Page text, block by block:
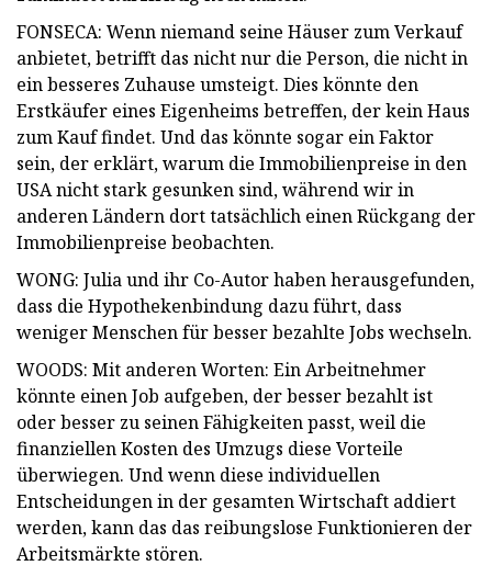
FONSECA: Wenn niemand seine Häuser zum Verkauf
anbietet, betrifft das nicht nur die Person, die nicht in
ein besseres Zuhause umsteigt. Dies könnte den
Erstkäufer eines Eigenheims betreffen, der kein Haus
zum Kauf findet. Und das könnte sogar ein Faktor
sein, der erklärt, warum die Immobilienpreise in den
USA nicht stark gesunken sind, während wir in
anderen Ländern dort tatsächlich einen Rückgang der
Immobilienpreise beobachten.
WONG: Julia und ihr Co-Autor haben herausgefunden,
dass die Hypothekenbindung dazu führt, dass
weniger Menschen für besser bezahlte Jobs wechseln.
WOODS: Mit anderen Worten: Ein Arbeitnehmer
könnte einen Job aufgeben, der besser bezahlt ist
oder besser zu seinen Fähigkeiten passt, weil die
finanziellen Kosten des Umzugs diese Vorteile
überwiegen. Und wenn diese individuellen
Entscheidungen in der gesamten Wirtschaft addiert
werden, kann das das reibungslose Funktionieren der
Arbeitsmärkte stören.